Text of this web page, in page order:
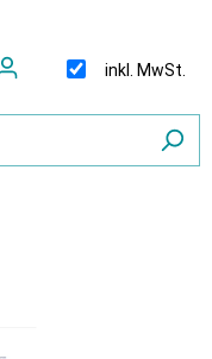
inkl. MwSt.